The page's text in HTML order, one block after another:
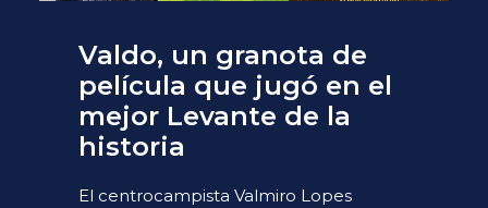
Valdo, un granota de
película que jugó en el
mejor Levante de la
historia
El centrocampista Valmiro Lopes